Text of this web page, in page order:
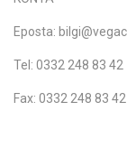
Eposta:
Tel: 0332 248 83 42
Fax: 0332 248 83 42